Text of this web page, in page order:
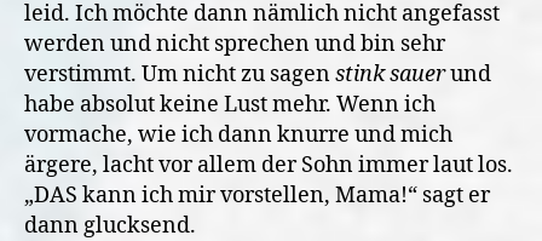
leid. Ich möchte dann nämlich nicht angefasst
werden und nicht sprechen und bin sehr
verstimmt. Um nicht zu sagenstink sauerund
habe absolut keine Lust mehr. Wenn ich
vormache, wie ich dann knurre und mich
ärgere, lacht vor allem der Sohn immer laut los.
„DAS kann ich mir vorstellen, Mama!“ sagt er
dann glucksend.